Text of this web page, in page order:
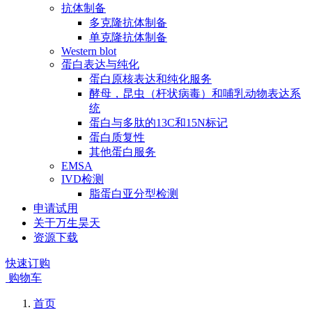
抗体制备
多克隆抗体制备
单克隆抗体制备
Western blot
蛋白表达与纯化
蛋白原核表达和纯化服务
酵母，昆虫（杆状病毒）和哺乳动物表达系
统
蛋白与多肽的13C和15N标记
蛋白质复性
其他蛋白服务
EMSA
IVD检测
脂蛋白亚分型检测
申请试用
关于万生昊天
资源下载
快速订购
购物车
首页